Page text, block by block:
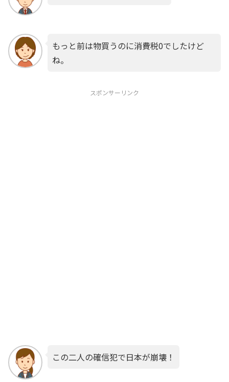
もっと前は物買うのに消費税0でしたけど
ね。
スポンサーリンク
この二人の確信犯で日本が崩壊！